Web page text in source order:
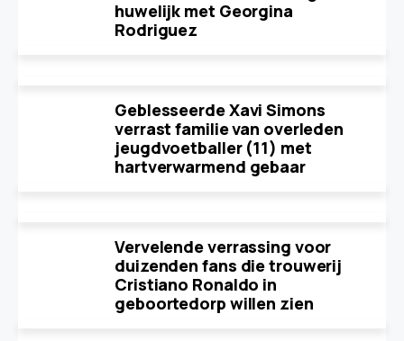
huwelijk met Georgina
Rodriguez
Geblesseerde Xavi Simons
verrast familie van overleden
jeugdvoetballer (11) met
hartverwarmend gebaar
Vervelende verrassing voor
duizenden fans die trouwerij
Cristiano Ronaldo in
geboortedorp willen zien